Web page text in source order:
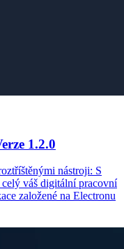
1.2.0
nástroji: S
váš digitální pracovní
založené na Electronu